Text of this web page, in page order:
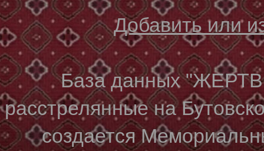
Добавить или
База данных
расстрелянные на
создается